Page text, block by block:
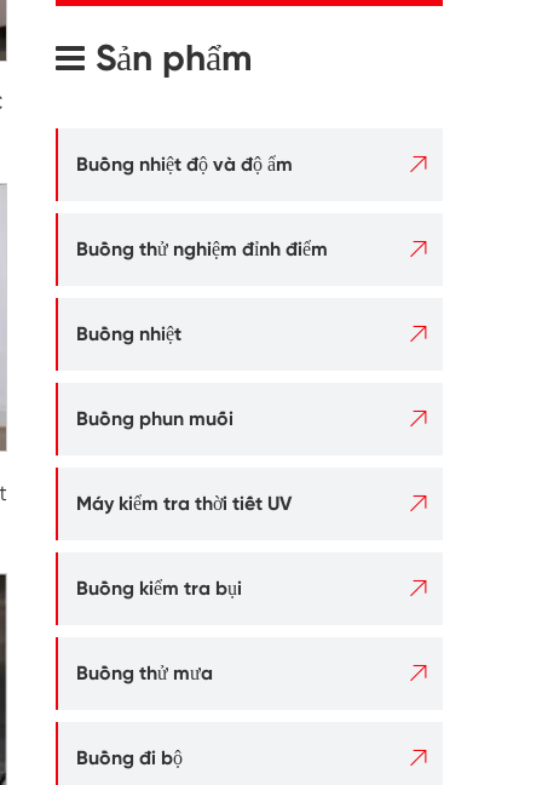
Sản phẩm
Buồng nhiệt độ và độ ẩm 
Buồng thử nghiệm đỉnh điểm 
Buồng nhiệt 
Buồng phun muối 
Máy kiểm tra thời tiết UV 
Buồng kiểm tra bụi 
Buồng thử mưa 
Buồng đi bộ 